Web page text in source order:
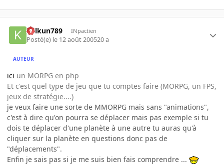
kelkun789 INpactien
Posté(e) le 12 août 200520 a
AUTEUR
ici un MORPG en php
Et c'est quel type de jeu que tu comptes faire (MORPG, un FPS,
jeux de stratégie....)
je veux faire une sorte de MMORPG mais sans "animations",
c'est à dire qu'on pourra se déplacer mais pas exemple si tu
dois te déplacer d'une planète à une autre tu auras qu'à
cliquer sur la planète en questions donc pas de
"déplacements".
Enfin je sais pas si je me suis bien fais comprendre ...